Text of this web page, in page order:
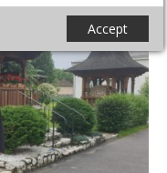
Accept